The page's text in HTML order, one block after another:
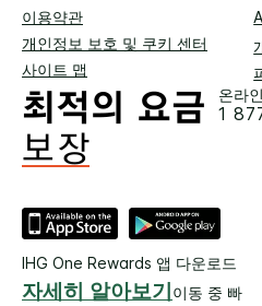
이용약관
개인정보 보호 및 쿠키 센터
사이트 맵
온라
1
IHG One Rewards 앱 다운로드
자세히 알아보기 이동 중 빠